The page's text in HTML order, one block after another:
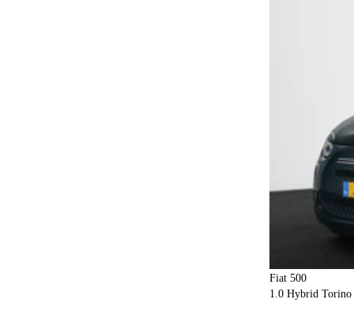
Fiat 500
1.0 Hybrid